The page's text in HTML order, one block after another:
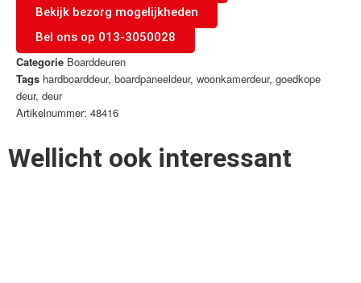
Bekijk bezorg mogelijkheden
Bel ons op 013-3050028
Categorie Boarddeuren
Tags hardboarddeur, boardpaneeldeur, woonkamerdeur, goedkope
deur, deur
Artikelnummer: 48416
Wellicht ook interessant